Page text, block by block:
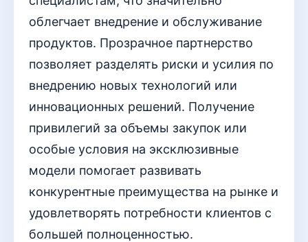
облегчает внедрение и обслуживание
продуктов. Прозрачное партнерство
позволяет разделять риски и усилия по
внедрению новых технологий или
инновационных решений. Получение
привилегий за объемы закупок или
особые условия на эксклюзивные
модели помогает развивать
конкурентные преимущества на рынке и
удовлетворять потребности клиентов с
большей полноценностью.